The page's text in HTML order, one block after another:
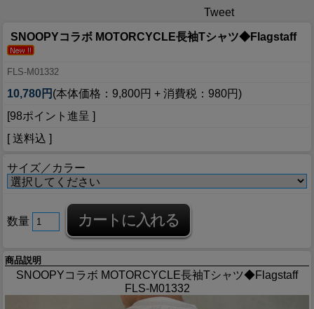
Tweet
SNOOPYコラボ MOTORCYCLE長袖Tシャツ◆Flagstaff
FLS-M01332
10,780円 (本体価格：9,800円 + 消費税：980円)
[98ポイント進呈 ]
[ 送料込 ]
サイズ／カラー
数量
商品説明
SNOOPYコラボ MOTORCYCLE長袖Tシャツ◆Flagstaff
FLS-M01332